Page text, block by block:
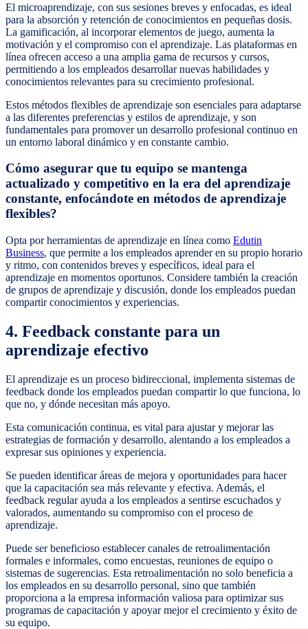
El microaprendizaje, con sus sesiones breves y enfocadas, es ideal
para la absorción y retención de conocimientos en pequeñas dosis.
La gamificación, al incorporar elementos de juego, aumenta la
motivación y el compromiso con el aprendizaje. Las plataformas en
línea ofrecen acceso a una amplia gama de recursos y cursos,
permitiendo a los empleados desarrollar nuevas habilidades y
conocimientos relevantes para su crecimiento profesional.
Estos métodos flexibles de aprendizaje son esenciales para adaptarse
a las diferentes preferencias y estilos de aprendizaje, y son
fundamentales para promover un desarrollo profesional continuo en
un entorno laboral dinámico y en constante cambio.
Cómo asegurar que tu equipo se mantenga
actualizado y competitivo en la era del aprendizaje
constante, enfocándote en métodos de aprendizaje
flexibles?
Opta por herramientas de aprendizaje en línea como Edutin
Business, que permite a los empleados aprender en su propio horario
y ritmo, con contenidos breves y específicos, ideal para el
aprendizaje en momentos oportunos. Considere también la creación
de grupos de aprendizaje y discusión, donde los empleados puedan
compartir conocimientos y experiencias.
4. Feedback constante para un
aprendizaje efectivo
El aprendizaje es un proceso bidireccional, implementa sistemas de
feedback donde los empleados puedan compartir lo que funciona, lo
que no, y dónde necesitan más apoyo.
Esta comunicación continua, es vital para ajustar y mejorar las
estrategias de formación y desarrollo, alentando a los empleados a
expresar sus opiniones y experiencia.
Se pueden identificar áreas de mejora y oportunidades para hacer
que la capacitación sea más relevante y efectiva. Además, el
feedback regular ayuda a los empleados a sentirse escuchados y
valorados, aumentando su compromiso con el proceso de
aprendizaje.
Puede ser beneficioso establecer canales de retroalimentación
formales e informales, como encuestas, reuniones de equipo o
sistemas de sugerencias. Esta retroalimentación no solo beneficia a
los empleados en su desarrollo personal, sino que también
proporciona a la empresa información valiosa para optimizar sus
programas de capacitación y apoyar mejor el crecimiento y éxito de
su equipo.